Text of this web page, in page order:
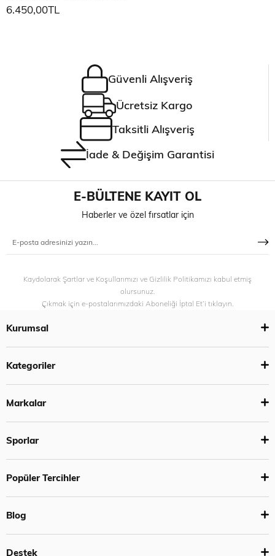
6.450,00TL
Güvenli Alışveriş
Ücretsiz Kargo
Taksitli Alışveriş
İade & Değişim Garantisi
E-BÜLTENE KAYIT OL
Haberler ve özel fırsatlar için
Kaydolarak Şartlar ve Koşullarımızı ve Gizlilik Politikamızı kabul etmiş
olursunuz.
Çıkmak için e-postalarımızdaki Aboneliği İptal Et’i tıklayın.
Kurumsal
Kategoriler
Markalar
Sporlar
Popüler Tercihler
Blog
Destek